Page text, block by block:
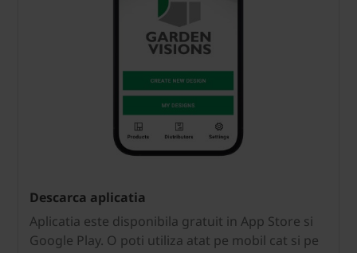
Descarca aplicatia
Aplicatia este disponibila gratuit in App Store si
Google Play. O poti utiliza atat pe mobil cat si pe